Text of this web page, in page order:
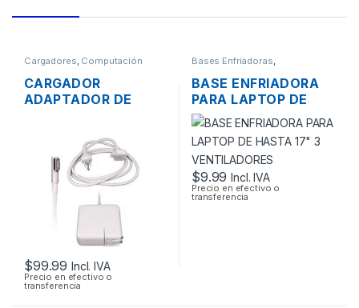
Cargadores, Computación
CARGADOR
ADAPTADOR DE
MAGSAFE 16.5V
3.65A 60W
ORIGINAL + CABLE
DE PODER
$99.99 Incl. IVA
Precio en efectivo o
transferencia
Bases Enfriadoras,
Computación
BASE ENFRIADORA
PARA LAPTOP DE
HASTA 17″ 3
VENTILADORES
$9.99 Incl. IVA
Precio en efectivo o
transferencia